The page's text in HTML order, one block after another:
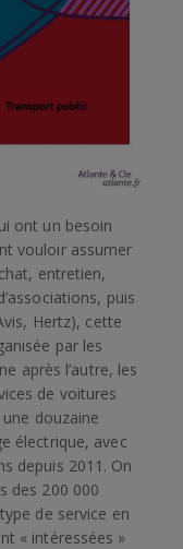
ont un besoin
vouloir assumer
entretien,
puis
Hertz), cette
par les
après l’autre, les
de voitures
douzaine
électrique, avec
depuis 2011. On
des 200 000
de service en
« intéressées »